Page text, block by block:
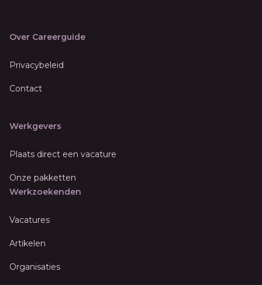
Over Careerguide
Privacybeleid
Contact
Werkgevers
Plaats direct een vacature
Onze pakketten
Werkzoekenden
Vacatures
Artikelen
Organisaties